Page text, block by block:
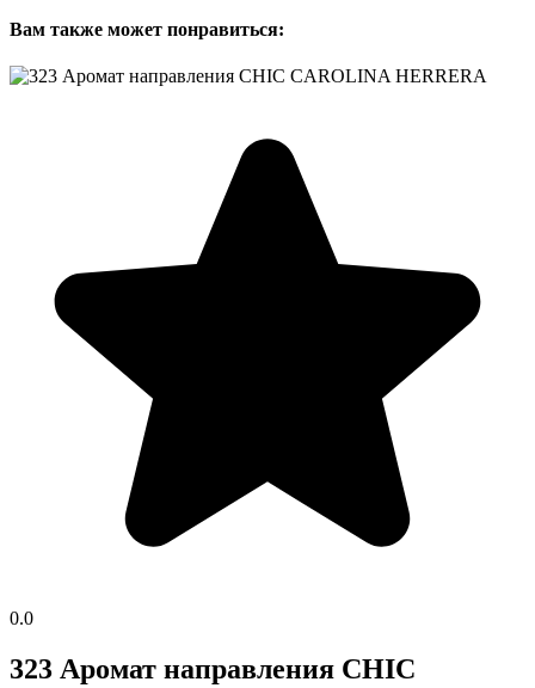
Вам также может понравиться:
0.0
323 Аромат направления CHIC